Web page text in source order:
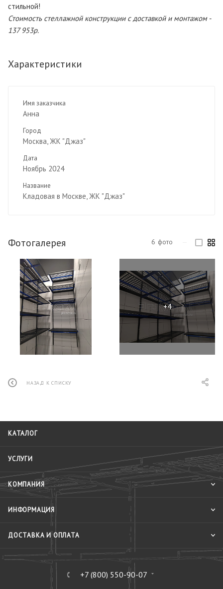
стильной!
Стоимость стеллажной конструкции с доставкой и монтажом -
137 953р.
Характеристики
Имя заказчика
Анна
Город
Москва, ЖК "Джаз"
Дата
Ноябрь 2024
Название
Кладовая в Москве, ЖК "Джаз"
Фотогалерея 6 фото
НАЗАД К СПИСКУ
КАТАЛОГ
УСЛУГИ
КОМПАНИЯ
ИНФОРМАЦИЯ
ДОСТАВКА И ОПЛАТА
+7 (800) 550-90-07